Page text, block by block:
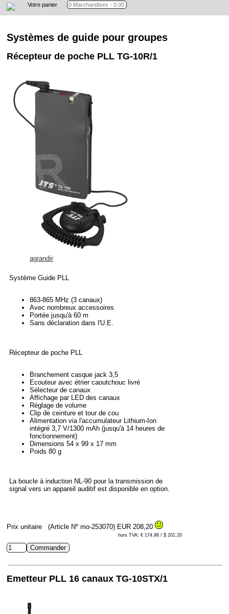
Votre panier
Systèmes de guide pour groupes
Récepteur de poche PLL TG-10R/1
agrandir
Système Guide PLL
863-865 MHz (3 canaux)
Avec nombreux accessoires
Portée jusqu'à 60 m
Sans déclaration dans l'U.E.
Récepteur de poche PLL
Branchement casque jack 3,5
Ecouteur avec étrier caoutchouc livré
Sélecteur de canaux
Affichage par LED des canaux
Réglage de volume
Clip de ceinture et tour de cou
Alimentation via l'accumulateur Lithium-Ion
intégré 3,7 V/1300 mAh (jusqu'à 14 heures de
fonctionnement)
Dimensions 54 x 99 x 17 mm
Poids 80 g
La boucle à induction NL-90 pour la transmission de
signal vers un appareil auditif est disponible en option.
Prix unitaire (Article Nº mo-253070) EUR 208,20
hors TVA: € 174.96 / $ 201.20
Emetteur PLL 16 canaux TG-10STX/1